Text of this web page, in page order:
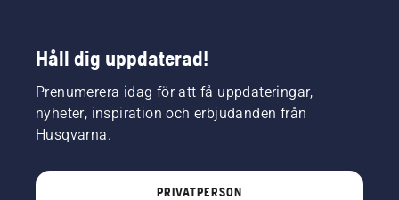
Håll dig uppdaterad!
Prenumerera idag för att få uppdateringar,
nyheter, inspiration och erbjudanden från
Husqvarna.
PRIVATPERSON